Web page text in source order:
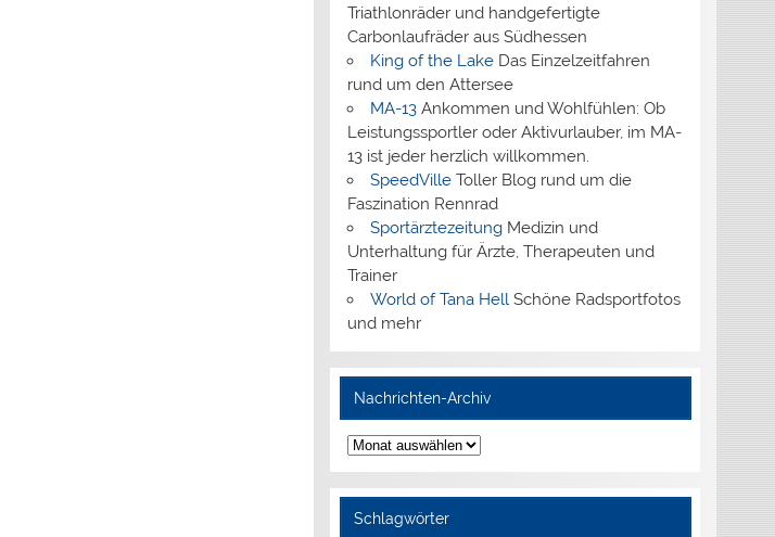
Triathlonräder und handgefertigte
Carbonlaufräder aus Südhessen
King of the LakeDas Einzelzeitfahren
rund um den Attersee
MA-13Ankommen und Wohlfühlen: Ob
Leistungssportler oder Aktivurlauber, im MA-
13 ist jeder herzlich willkommen.
SpeedVilleToller Blog rund um die
Faszination Rennrad
SportärztezeitungMedizin und
Unterhaltung für Ärzte, Therapeuten und
Trainer
World of Tana Hell Schöne Radsportfotos
und mehr
Nachrichten-Archiv
Nachrichten-
Archiv
Schlagwörter